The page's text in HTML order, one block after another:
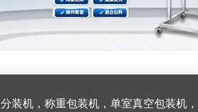
分装机，称重包装机，单室真空包装机，双室真